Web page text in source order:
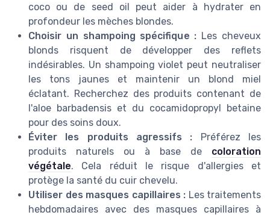
coco ou de seed oil peut aider à hydrater en
profondeur les mèches blondes.
Choisir un shampoing spécifique : Les cheveux
blonds risquent de développer des reflets
indésirables. Un shampoing violet peut neutraliser
les tons jaunes et maintenir un blond miel
éclatant. Recherchez des produits contenant de
l'aloe barbadensis et du cocamidopropyl betaine
pour des soins doux.
Éviter les produits agressifs : Préférez les
produits naturels ou à base de coloration
végétale. Cela réduit le risque d'allergies et
protège la santé du cuir chevelu.
Utiliser des masques capillaires : Les traitements
hebdomadaires avec des masques capillaires à